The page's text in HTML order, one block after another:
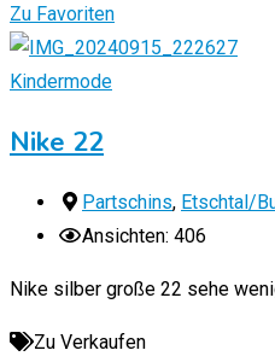
Zu Favoriten
Kindermode
Nike 22
Partschins, Etschtal/
Ansichten: 406
Nike silber große 22 sehe
Zu Verkaufen